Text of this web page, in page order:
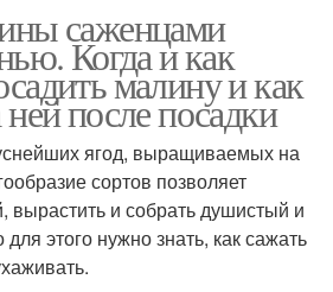
саженцами
Когда и как
малину и как
после посадки
ягод, выращиваемых на
сортов позволяет
вырастить и собрать душистый и
этого нужно знать, как сажать